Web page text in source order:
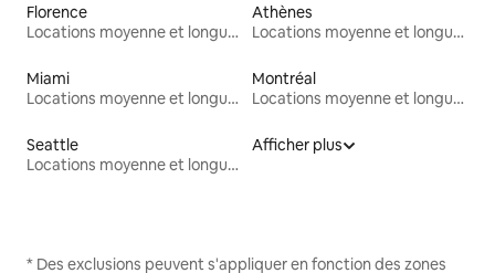
Florence
Locations moyenne et longue durée
Athènes
Locations moyenne et longue durée
Miami
Locations moyenne et longue durée
Montréal
Locations moyenne et longue durée
Seattle
Locations moyenne et longue durée
Afficher plus
* Des exclusions peuvent s'appliquer en fonction des zones